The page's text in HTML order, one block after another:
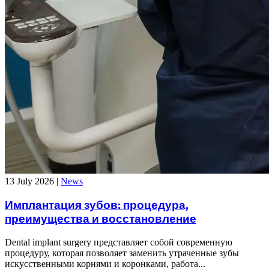
13 July 2026 News
Имплантация зубов: процедура,
преимущества и восстановление
Dental implant surgery представляет собой современную
процедуру, которая позволяет заменить утраченные зубы
искусственными корнями и коронками, работа...